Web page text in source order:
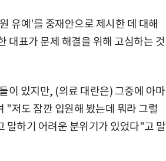
유예'를 중재안으로 제시한 데 대해
대표가 문제 해결을 위해 고심하는 것
이 있지만, (의료 대란은) 그중에 아마
"저도 잠깐 입원해 봤는데 뭐라 그럴
말하기 어려운 분위기가 있었다"고 말